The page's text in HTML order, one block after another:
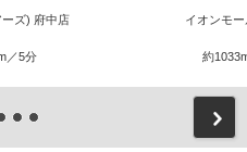
ズ) 府中店
／5分
イオンモ
約